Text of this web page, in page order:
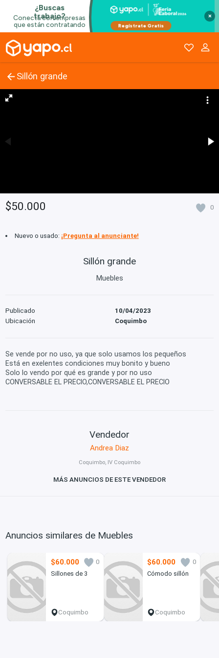
×
Sillón grande
$50.000 0
Nuevo o usado: ¡Pregunta al anunciante!
Sillón grande
Muebles
Publicado
10/04/2023
Ubicación
Coquimbo
Se vende por no uso, ya que solo usamos los pequeños
Está en exelentes condiciones muy bonito y bueno
Solo lo vendo por qué es grande y por no uso
CONVERSABLE EL PRECIO,CONVERSABLE EL PRECIO
Vendedor
Andrea Diaz
Coquimbo, IV Coquimbo
MÁS ANUNCIOS DE ESTE VENDEDOR
Anuncios similares de Muebles
$60.000
0
Sillones de 3
Coquimbo
$60.000
0
Cómodo sillón
Coquimbo